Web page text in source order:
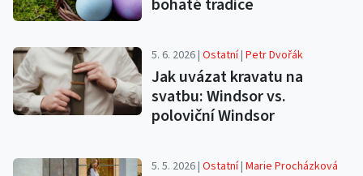
bohaté tradice
5. 6. 2026 |Ostatní|Petr Dvořák
Jak uvázat kravatu na
svatbu: Windsor vs.
poloviční Windsor
5. 5. 2026 |Ostatní|Marie Procházková